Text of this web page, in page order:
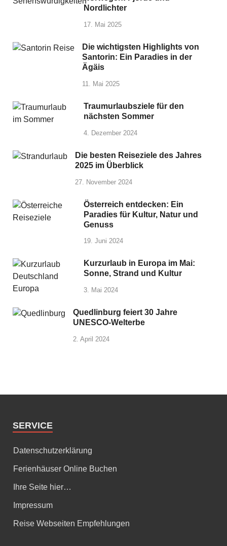
Nordlichter
17. Mai 2025
Die wichtigsten Highlights von
Santorin: Ein Paradies in der
Ägäis
11. Mai 2025
Traumurlaubsziele für den
nächsten Sommer
4. Dezember 2024
Die besten Reiseziele des Jahres
2025 im Überblick
27. November 2024
Österreich entdecken: Ein
Paradies für Kultur, Natur und
Genuss
19. Juni 2024
Kurzurlaub in Europa im Mai:
Sonne, Strand und Kultur
3. Mai 2024
Quedlinburg feiert 30 Jahre
UNESCO-Welterbe
2. April 2024
SERVICE
Datenschutzerklärung
Ferienhäuser Online Buchen
Ihre Seite hier…
Impressum
Reise Webseiten Empfehlungen